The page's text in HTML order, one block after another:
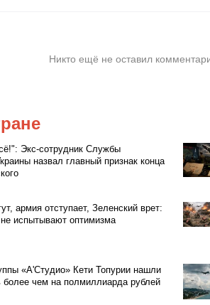
Никто ещё не оставил
Экс-сотрудник Службы
назвал главный признак конца
армия отступает, Зеленский врет:
испытывают оптимизма
«А'Студио» Кети Топурии нашли
более чем на полмиллиарда рублей